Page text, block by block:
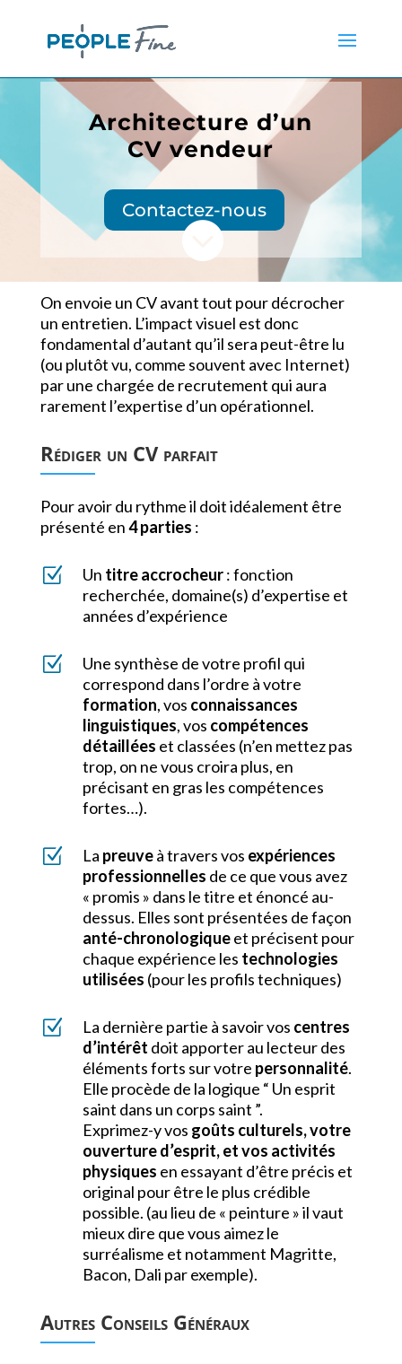
Architecture d’un
CV vendeur
Contactez-nous

On envoie un CV avant tout pour décrocher
un entretien. L’impact visuel est donc
fondamental d’autant qu’il sera peut-être lu
(ou plutôt vu, comme souvent avec Internet)
par une chargée de recrutement qui aura
rarement l’expertise d’un opérationnel.
Rédiger un CV parfait
Pour avoir du rythme il doit idéalement être
présenté en4 parties :
Z Un titre accrocheur: fonction
recherchée, domaine(s) d’expertise et
années d’expérience
Z
Une synthèse de votre profil qui
correspond dans l’ordre à votre
formation, vos connaissances
linguistiques, vos compétences
détaillées et classées (n’en mettez pas
trop, on ne vous croira plus, en
précisant en gras les compétences
fortes…).
Z La preuveà travers vos expériences
professionnelles de ce que vous avez
« promis » dans le titre et énoncé au-
dessus. Elles sont présentées de façon
anté-chronologiqueet précisent pour
chaque expérience les technologies
utilisées (pour les profils techniques)
Z La dernière partie à savoir vos centres
d’intérêt doit apporter au lecteur des
éléments forts sur votre personnalité.
Elle procède de la logique “ Un esprit
saint dans un corps saint ”.
Exprimez-y vos goûts culturels, votre
ouverture d’esprit, et vos activités
physiques en essayant d’être précis et
original pour être le plus crédible
possible. (au lieu de « peinture » il vaut
mieux dire que vous aimez le
surréalisme et notamment Magritte,
Bacon, Dali par exemple).
Autres Conseils Généraux